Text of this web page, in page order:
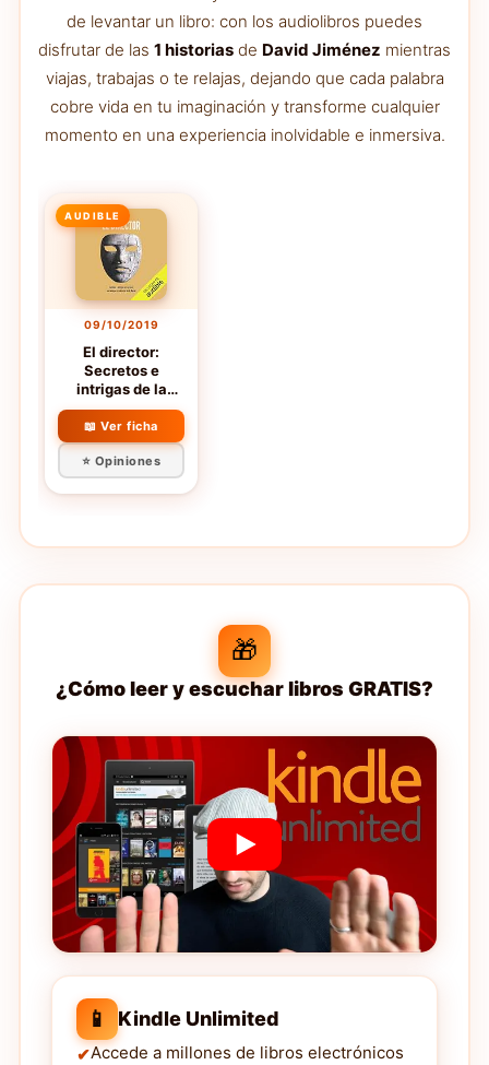
de levantar un libro: con los audiolibros puedes
disfrutar de las 1 historias de David Jiménez mientras
viajas, trabajas o te relajas, dejando que cada palabra
cobre vida en tu imaginación y transforme cualquier
momento en una experiencia inolvidable e inmersiva.
AUDIBLE
09/10/2019
El director:
Secretos e
intrigas de la
prensa narrados
por el exdirector
de El Mundo
📖 Ver ficha
⭐ Opiniones
🎁
¿Cómo leer y escuchar libros GRATIS?
📱 Kindle Unlimited
Accede a millones de libros electrónicos